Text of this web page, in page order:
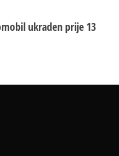
ukraden prije 13